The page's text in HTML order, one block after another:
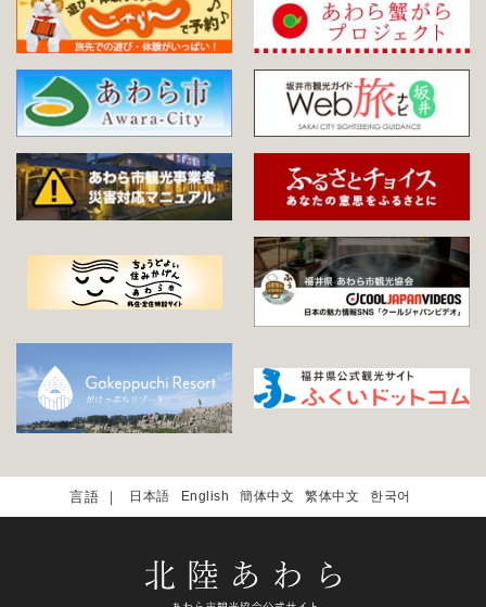
日本語 English 簡体中文 繁体中文 한국어